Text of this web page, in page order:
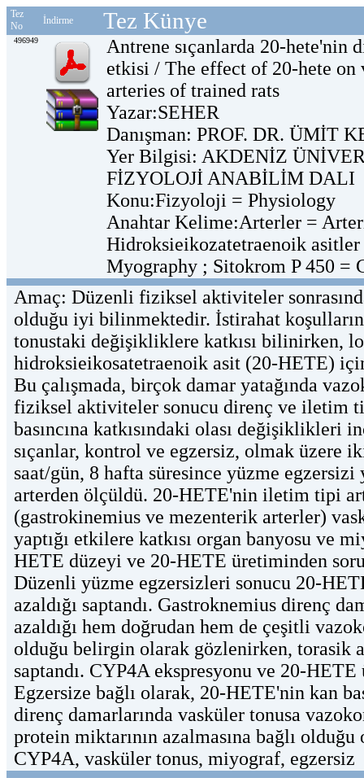
Tez
No
İndirme Tez Künye
496949
Antrene sıçanlarda 20-
etkisi / The effect of 20-hete on
arteries of trained rats
Yazar:SEHER
Danışman: PROF. DR. ÜMİT
Yer Bilgisi: AKDENİZ
FİZYOLOJİ ANABİLİM DALI
Konu:Fizyoloji = Physiology
Anahtar Kelime:Arterler =
Hidroksieikozatetraenoik
Myography ; Sitokrom P 450 =
Amaç: Düzenli fiziksel aktiviteler
olduğu iyi bilinmektedir. İstirahat
tonustaki değişikliklere katkısı bilinirken,
hidroksieikosatetraenoik asit (20-HETE)
Bu çalışmada, birçok damar yatağında
fiziksel aktiviteler sonucu direnç ve iletim
basıncına katkısındaki olası
sıçanlar, kontrol ve egzersiz, olmak üzere
saat/gün, 8 hafta süresince yüzme
arterden ölçüldü. 20-HETE'nin iletim tipi
(gastrokinemius ve mezenterik arterler)
yaptığı etkilere katkısı organ banyosu ve
HETE düzeyi ve 20-HETE üretiminden
Düzenli yüzme egzersizleri sonucu 20-
azaldığı saptandı. Gastroknemius direnç
azaldığı hem doğrudan hem de çeşitli
olduğu belirgin olarak gözlenirken, torasik
saptandı. CYP4A ekspresyonu ve 20-
Egzersize bağlı olarak, 20-HETE'nin kan
direnç damarlarında vasküler tonusa
protein miktarının azalmasına bağlı
CYP4A, vasküler tonus, miyograf, egzersiz